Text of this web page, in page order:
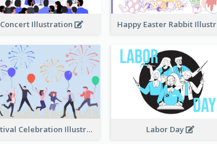
Concert Illustration
Festival Celebration Illustration Labor Day